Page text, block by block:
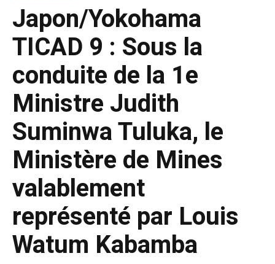
Japon/Yokohama
TICAD 9 : Sous la
conduite de la 1e
Ministre Judith
Suminwa Tuluka, le
Ministère de Mines
valablement
représenté par Louis
Watum Kabamba